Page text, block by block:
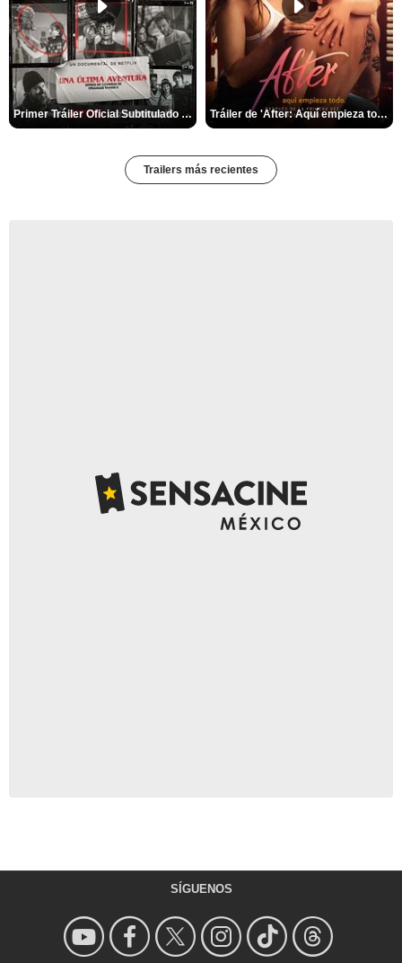
Primer Tráiler Oficial Subtitulado de 'Una última aventura: Detrás de cámaras de Stranger Things 5' Tráiler de 'After: Aquí empieza todo'
Trailers más recientes
SÍGUENOS